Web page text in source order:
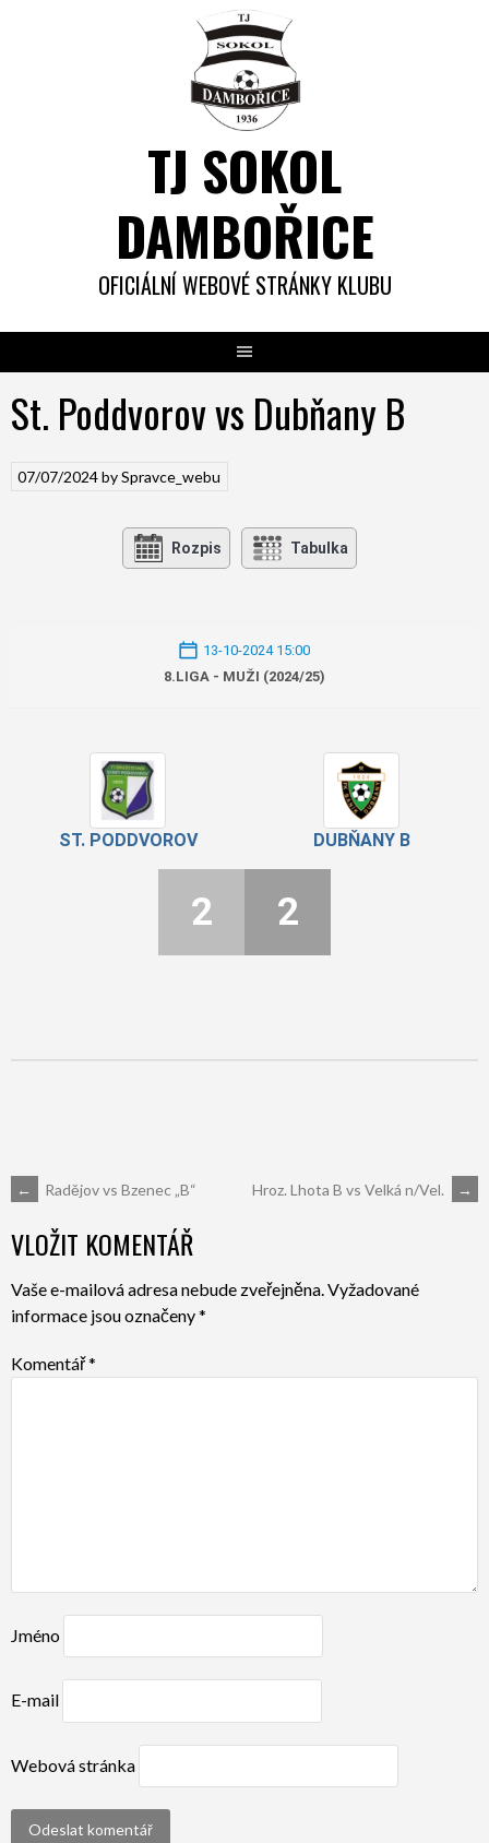
TJ SOKOL
DAMBOŘICE
OFICIÁLNÍ WEBOVÉ STRÁNKY KLUBU
St. Poddvorov vs Dubňany B
07/07/2024bySpravce_webu
Rozpis Tabulka
13-10-2024 15:00
8.LIGA - MUŽI (2024/25)
ST. PODDVOROV DUBŇANY B
2 2
POST
NAVIGATION
← Radějov vs Bzenec „B“ Hroz. Lhota B vs Velká n/Vel. →
VLOŽIT KOMENTÁŘ
Vaše e-mailová adresa nebude zveřejněna.Vyžadované
informace jsou označeny*
Komentář*
Jméno
E-mail
Webová stránka